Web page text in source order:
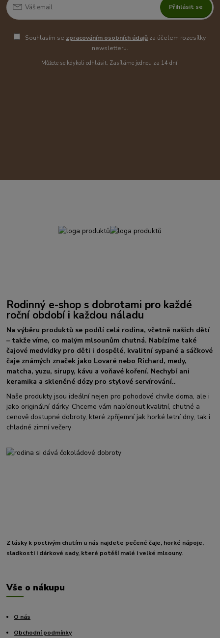
Přihlásit se
Souhlasím se zpracováním osobních údajů za účelem rozesílky
newsletteru.
Můžete se kdykoli odhlásit. Zasíláme jednou za 14 dní.
Rodinný e-shop s dobrotami pro každé
roční období i každou náladu
Na výběru produktů se podílí celá rodina, včetně našich dětí
– takže víme, co malým mlsounům chutná. Nabízíme také
čajové medvídky pro děti i dospělé, kvalitní sypané a sáčkové
čaje známých značek jako Lovaré nebo Richard, medy,
matcha, yuzu, sirupy, kávu a voňavé koření. Nechybí ani
keramika a skleněné dózy pro stylové servírování..
Naše produkty jsou ideální nejen pro pohodové chvíle doma, ale i
jako originální dárky. Chceme vám nabídnout kvalitní, chutné a
cenově dostupné dobroty, které zpříjemní jak horké letní dny, tak i
chladné zimní večery
Z lásky k poctivým chutím u nás najdete pečené čaje, horké nápoje,
sladkosti i dárkové sady, které potěší malé i velké mlsouny.
Vše o nákupu
O nás
Obchodní podmínky